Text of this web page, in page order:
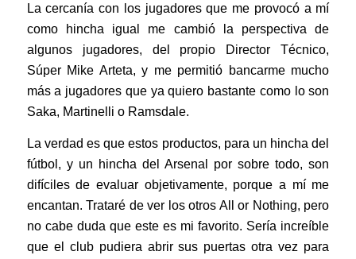
La cercanía con los jugadores que me provocó a mí
como hincha igual me cambió la perspectiva de
algunos jugadores, del propio Director Técnico,
Súper Mike Arteta, y me permitió bancarme mucho
más a jugadores que ya quiero bastante como lo son
Saka, Martinelli o Ramsdale.
La verdad es que estos productos, para un hincha del
fútbol, y un hincha del Arsenal por sobre todo, son
difíciles de evaluar objetivamente, porque a mí me
encantan. Trataré de ver los otros All or Nothing, pero
no cabe duda que este es mi favorito. Sería increíble
que el club pudiera abrir sus puertas otra vez para